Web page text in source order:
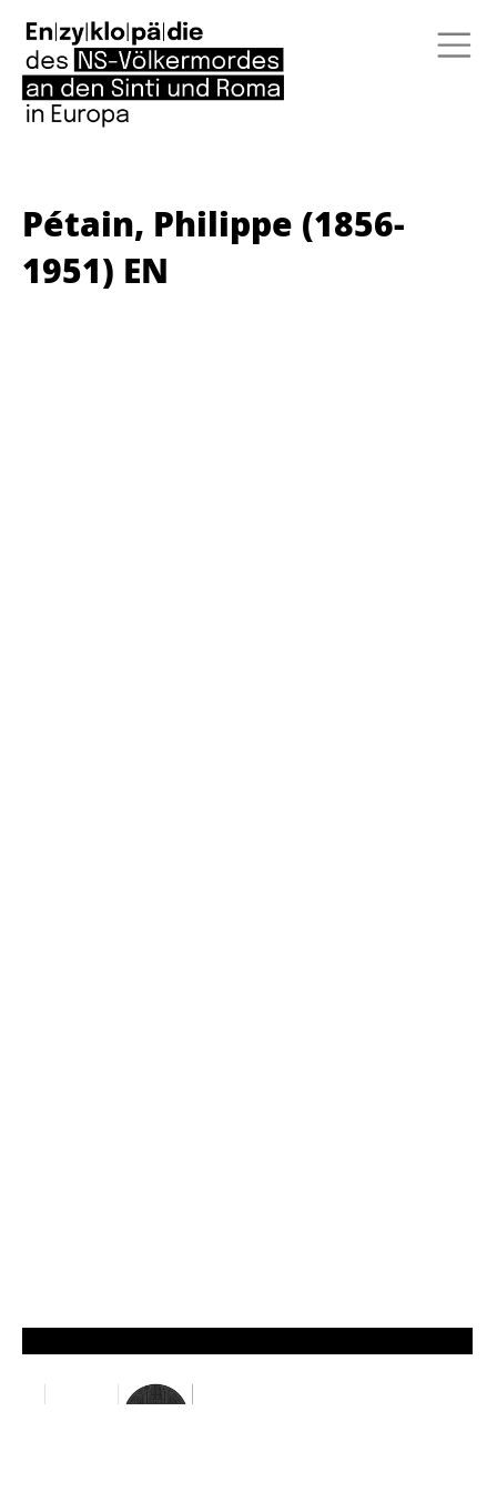
Pétain, Philippe (1856-
1951) EN